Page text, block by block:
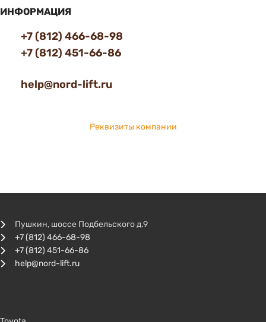
ИНФОРМАЦИЯ
+7 (812) 466-68-98
+7 (812) 451-66-86
help@nord-lift.ru
Реквизиты компании
Пушкин, шоссе Подбельского д.9
+7 (812) 466-68-98
+7 (812) 451-66-86
help@nord-lift.ru